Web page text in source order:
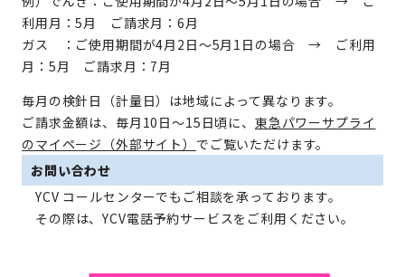
利用月：5月 ご請求月：6月
ガス ：ご使用期間が4月2日～5月1日の場合 → ご利用
月：5月 ご請求月：7月
毎月の検針日（計量日）は地域によって異なります。
ご請求金額は、毎月10日～15日頃に、 東急パワーサプライ
のマイページ（外部サイト） でご覧いただけます。
お問い合わせ
YCV コールセンターでもご相談を承っております。
その際は、YCV電話予約サービスをご利用ください。